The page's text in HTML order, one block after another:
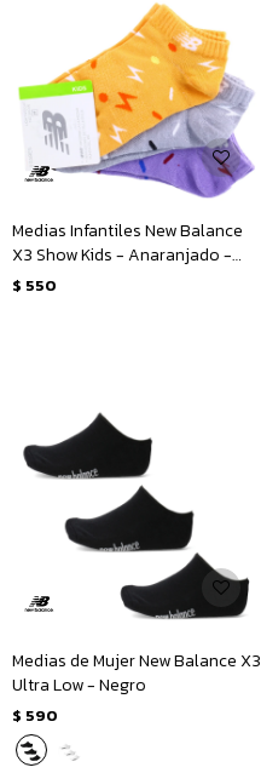
Medias Infantiles New Balance
X3 Show Kids - Anaranjado -
Gris - Violeta
$ 550
Medias de Mujer New Balance X3
Ultra Low - Negro
$ 590